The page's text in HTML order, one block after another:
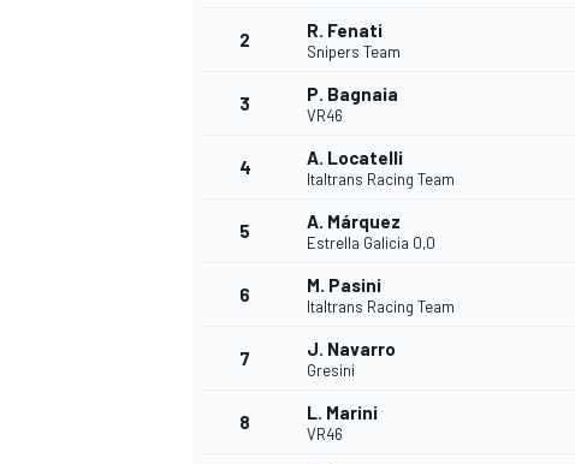
2 R. Fenati
Snipers Team
3 P. Bagnaia
VR46
4 A. Locatelli
Italtrans Racing Team
5 A. Márquez
Estrella Galicia 0,0
6 M. Pasini
Italtrans Racing Team
7 J. Navarro
Gresini
8 L. Marini
VR46